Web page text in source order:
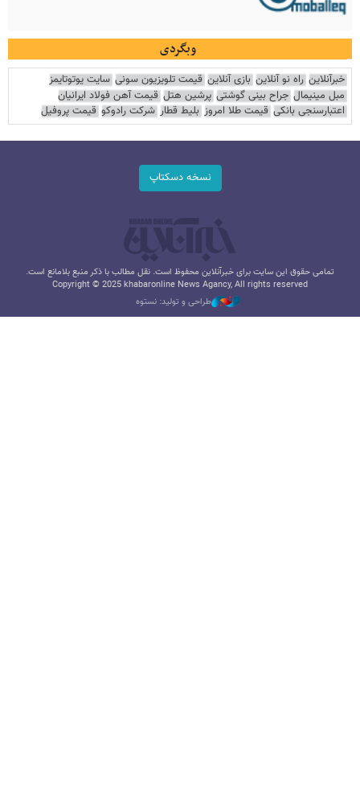
وبگردی
خبرآنلاین راه نو آنلاین بازی آنلاین قیمت تلویزیون سونی سایت یوتوتایمز
مبل مینیمال جراح بینی گوشتی پرشین هتل قیمت آهن فولاد ایرانیان
اعتبارسنجی بانکی قیمت طلا امروز بلیط قطار شرکت رادوکو قیمت پروفیل
نسخه دسکتاپ
تمامی حقوق این سایت برای خبرآنلاین محفوظ است. نقل مطالب با ذکر منبع بلامانع است.
Copyright © 2025 khabaronline News Agancy, All rights reserved
طراحی و تولید: نستوه